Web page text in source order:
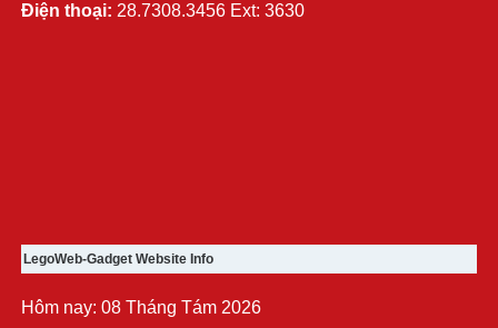
Điện thoại: 28.7308.3456 Ext: 3630
LegoWeb-Gadget Website Info
Hôm nay: 08 Tháng Tám 2026